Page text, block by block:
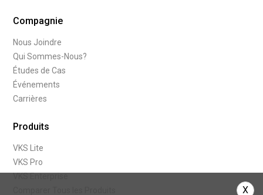
X
Compagnie
Nous Joindre
Qui Sommes-Nous?
Études de Cas
Événements
Carrières
Produits
VKS Lite
VKS Pro